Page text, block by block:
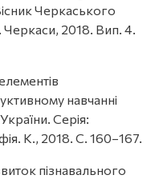
Черкаського
Черкаси, 2018. Вип. 4.
навчанні
Серія:
К., 2018. С. 160–167.
пізнавального